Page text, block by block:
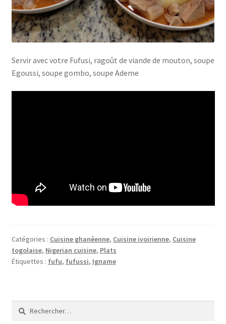
Servir avec votre Fufusi, ragoût de viande de mouton, soupe
Egoussi, soupe gombo, soupe Ademe
Catégories : Cuisine ghanéenne, Cuisine ivoirienne, Cuisine
togolaise, Nigerian cuisine, Plats
Étiquettes : fufu, fufussi, Igname
Rechercher :